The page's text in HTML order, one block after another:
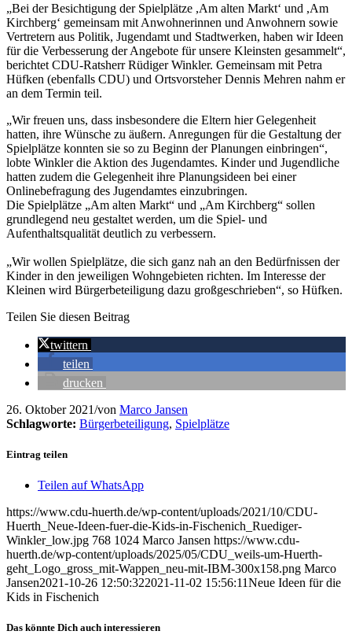
„Bei der Besichtigung der Spielplätze ,Am alten Markt‘ und ,Am
Kirchberg‘ gemeinsam mit Anwohnerinnen und Anwohnern sowie
Vertretern aus Politik, Jugendamt und Stadtwerken, haben wir Ideen
für die Verbesserung der Angebote für unsere Kleinsten gesammelt“,
berichtet CDU-Ratsherr Rüdiger Winkler. Gemeinsam mit Petra
Hüfken (ebenfalls CDU) und Ortsvorsteher Dennis Mehren nahm er
an dem Termin teil.
„Wir freuen uns, dass insbesondere die Eltern hier Gelegenheit
hatten, ihre Wünsche zu äußern. Anregungen für die Gestaltung der
Spielplätze konnten sie so zu Beginn der Planungen einbringen“,
lobte Winkler die Aktion des Jugendamtes. Kinder und Jugendliche
hatten zudem die Gelegenheit ihre Planungsideen bei einer
Onlinebefragung des Jugendamtes einzubringen.
Die Spielplätze „Am alten Markt“ und „Am Kirchberg“ sollen
grundlegend neu gestaltet werden, um die Spiel- und
Aufenthaltsqualität deutlich zu verbessern.
„Wir wollen Spielplätze, die sich ganz nah an den Bedürfnissen der
Kinder in den jeweiligen Wohngebieten richten. Im Interesse der
Kleinen wird Bürgerbeteiligung dazu großgeschrieben“, so Hüfken.
Teilen Sie diesen Beitrag
twittern
teilen
drucken
26. Oktober 2021/von Marco Jansen
Schlagworte: Bürgerbeteiligung, Spielplätze
Eintrag teilen
Teilen auf WhatsApp
https://www.cdu-huerth.de/wp-content/uploads/2021/10/CDU-
Huerth_Neue-Ideen-fuer-die-Kids-in-Fischenich_Ruediger-
Winkler_low.jpg 768 1024 Marco Jansen https://www.cdu-
huerth.de/wp-content/uploads/2025/05/CDU_weils-um-Huerth-
geht_Logo_gross_mit-Wappen_neu-mit-IBM-300x158.png Marco
Jansen2021-10-26 12:50:322021-11-02 15:56:11Neue Ideen für die
Kids in Fischenich
Das könnte Dich auch interessieren